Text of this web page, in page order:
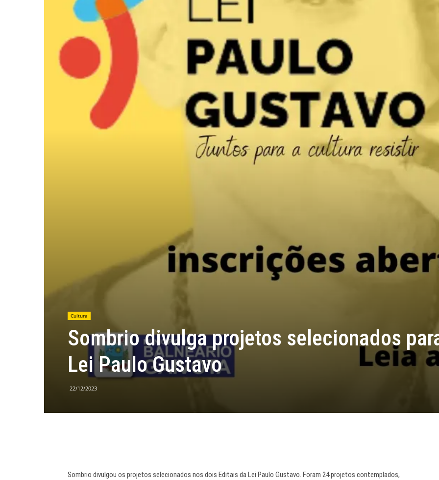
Cultura
Sombrio divulga projetos selecionados
Lei Paulo Gustavo
22/12/2023
Sombrio divulgou os projetos selecionados nos dois Editais da Lei Paulo Gustavo. Foram 24 projetos contemplados,